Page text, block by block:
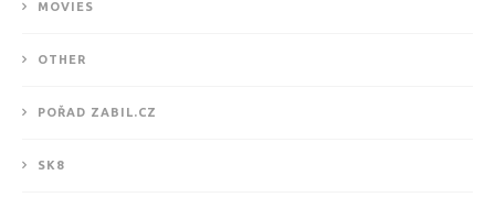
MOVIES
OTHER
POŘAD ZABIL.CZ
SK8